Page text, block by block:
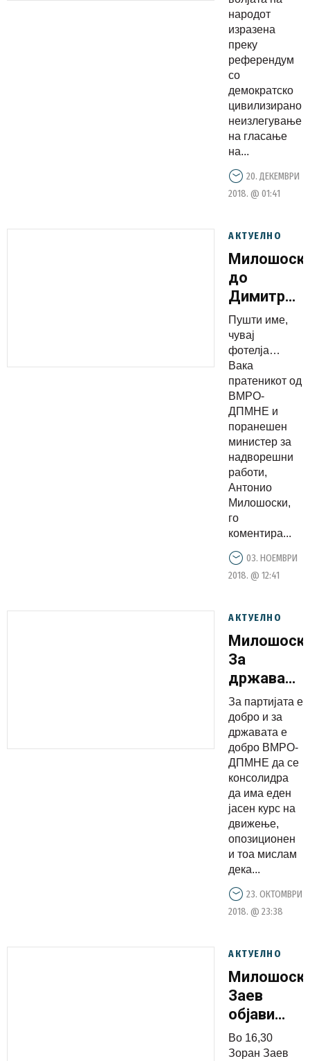
преку
секој
пратеник
треба да
го
почитува
народот
изразена
преку
референдум
со
демократско
цивилизирано
неизлегување
на гласање
на...
20. ДЕКЕМВРИ
2018. @ 01:41
АКТУЕЛНО
до
Димитров:
Пушти
име, чувај
фотелја
Пушти име,
чувај
фотелја…
Вака
пратеникот од
ВМРО-
ДПМНЕ и
поранешен
министер за
надворешни
работи,
Антонио
Милошоски,
го
коментира...
03. НОЕМВРИ
2018. @ 12:41
АКТУЕЛНО
За
државата
е добро
ВМРО-
ДПМНЕ
да се
и да има
јасен курс
на
движење
За партијата е
добро и за
државата е
добро ВМРО-
ДПМНЕ да се
консолидра
да има еден
јасен курс на
движење,
опозиционен
и тоа мислам
дека...
23. ОКТОМВРИ
2018. @ 23:38
АКТУЕЛНО
Заев
објави
статус, а
откако ги
Во 16,30
Зоран Заев